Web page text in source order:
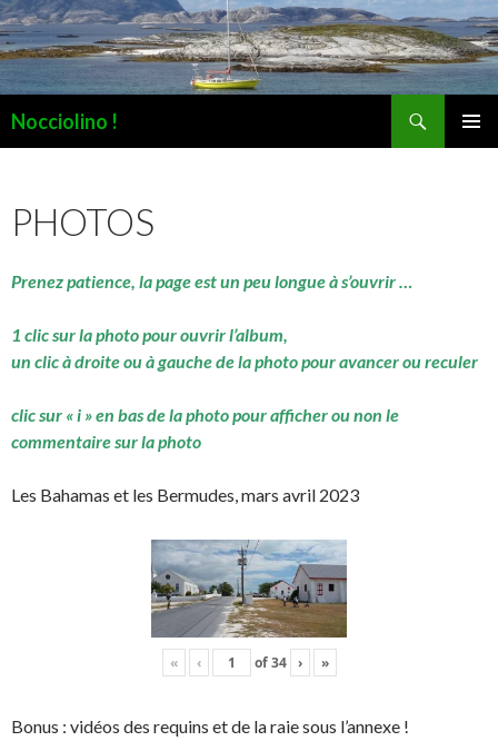
Nocciolino !
PHOTOS
Prenez patience, la page est un peu longue à s’ouvrir …
1 clic sur la photo pour ouvrir l’album,
un clic à droite ou à gauche de la photo pour avancer ou reculer
clic sur « i » en bas de la photo pour afficher ou non le
commentaire sur la photo
Les Bahamas et les Bermudes, mars avril 2023
« ‹ of34 › »
Bonus : vidéos des requins et de la raie sous l’annexe !